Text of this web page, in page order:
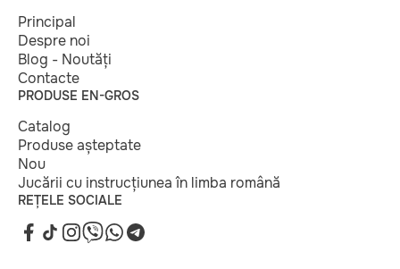
Principal
Despre noi
Blog - Noutăți
Contacte
PRODUSE EN-GROS
Catalog
Produse așteptate
Nou
Jucării cu instrucțiunea în limba română
REȚELE SOCIALE